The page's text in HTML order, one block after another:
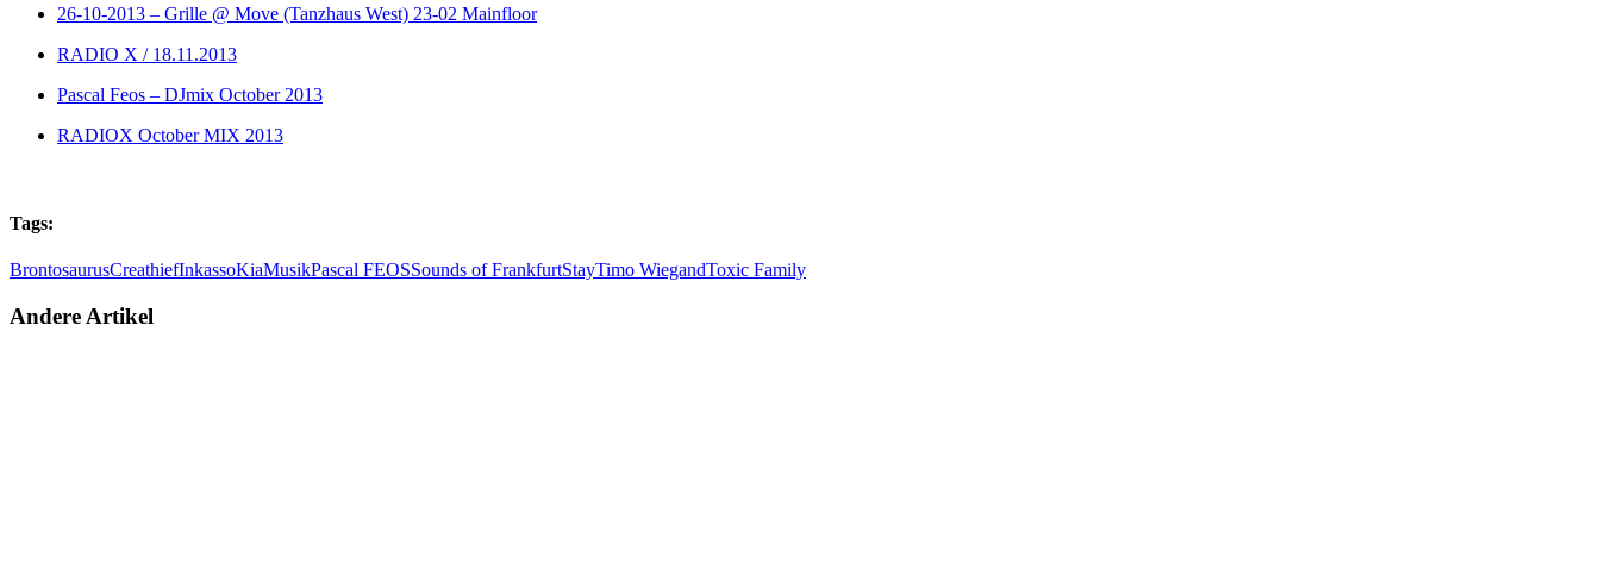
26-10-2013 – Grille @ Move (Tanzhaus West) 23-02 Mainfloor
RADIO X / 18.11.2013
Pascal Feos – DJmix October 2013
RADIOX October MIX 2013
Tags:
BrontosaurusCreathiefInkassoKiaMusikPascal FEOSSounds of FrankfurtStayTimo WiegandToxic Family
Andere Artikel